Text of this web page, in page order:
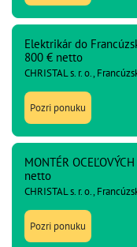
Elektrikár do
800 € netto
CHRISTAL s. r. o.,
Pozri ponuku
MONTÉR
netto
CHRISTAL s. r. o.,
Pozri ponuku